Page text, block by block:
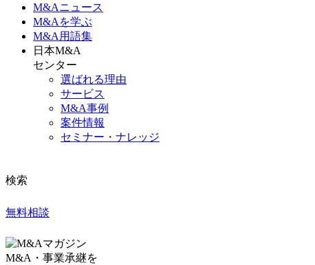
M&Aニュース
M&Aを学ぶ
M&A 用語集
日本M&A
センター
選ばれる理由
サービス
M&A事例
案件情報
セミナー・ナレッジ
検索
無料相談
M&A・事業承継を